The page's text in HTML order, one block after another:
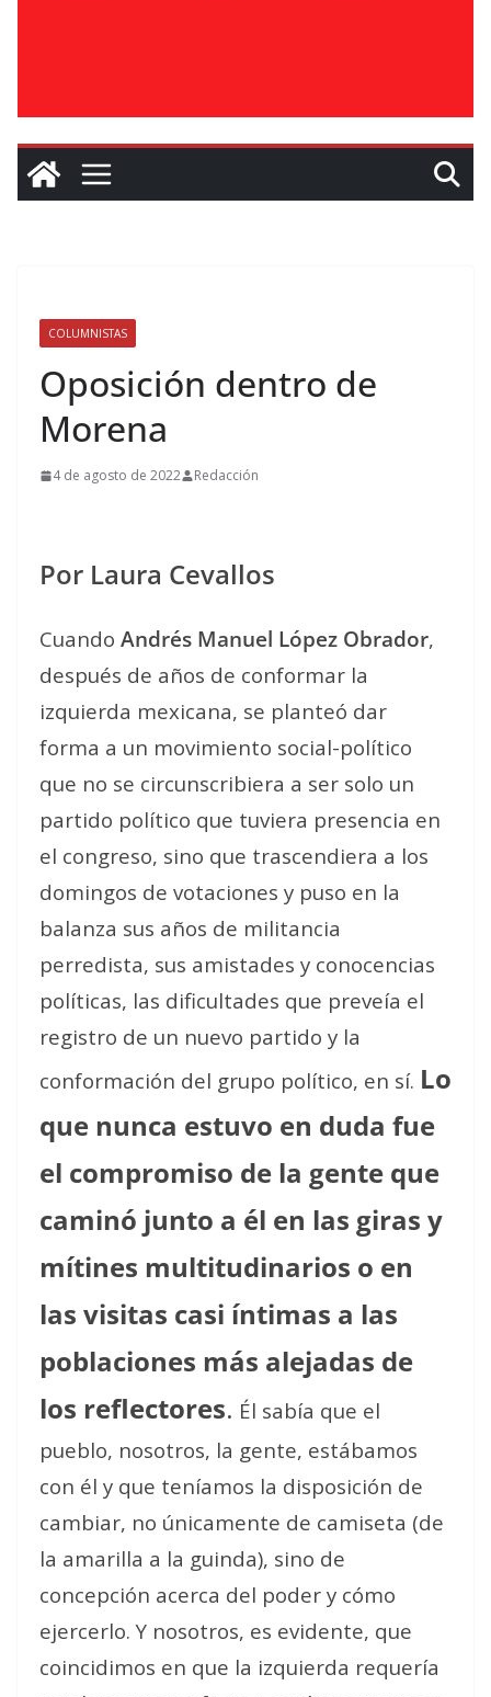
COLUMNISTAS
Oposición dentro de
Morena
4 de agosto de 2022 Redacción
Por Laura Cevallos
Cuando Andrés Manuel López Obrador,
después de años de conformar la
izquierda mexicana, se planteó dar
forma a un movimiento social-político
que no se circunscribiera a ser solo un
partido político que tuviera presencia en
el congreso, sino que trascendiera a los
domingos de votaciones y puso en la
balanza sus años de militancia
perredista, sus amistades y conocencias
políticas, las dificultades que preveía el
registro de un nuevo partido y la
conformación del grupo político, en sí. Lo
que nunca estuvo en duda fue
el compromiso de la gente que
caminó junto a él en las giras y
mítines multitudinarios o en
las visitas casi íntimas a las
poblaciones más alejadas de
los reflectores. Él sabía que el
pueblo, nosotros, la gente, estábamos
con él y que teníamos la disposición de
cambiar, no únicamente de camiseta (de
la amarilla a la guinda), sino de
concepción acerca del poder y cómo
ejercerlo. Y nosotros, es evidente, que
coincidimos en que la izquierda requería